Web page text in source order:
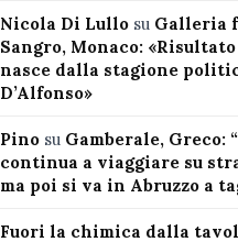
Nicola Di Lullosu Galleria
Sangro, Monaco:
nasce dalla stagione
D’Alfonso»
Pinosu Gamberale, Greco:
continua a viaggiare su
ma poi si va in Abruzzo a
Fuori la chimica dalla